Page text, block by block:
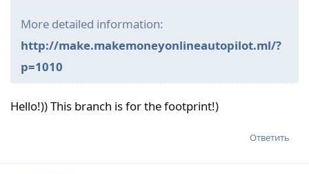
More detailed information:
http://make.makemoneyonlineautopilot.ml/?
p=1010
Hello!)) This branch is for the footprint!)
Ответить